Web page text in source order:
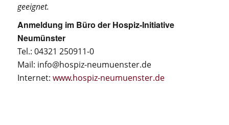
geeignet.
Anmeldung im Büro der Hospiz-Initiative
Neumünster
Tel.: 04321 250911-0
Mail: info@hospiz-neumuenster.de
Internet: www.hospiz-neumuenster.de